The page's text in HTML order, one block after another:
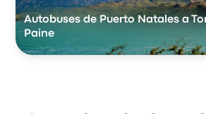
Autobuses de Puerto Natales a
Paine